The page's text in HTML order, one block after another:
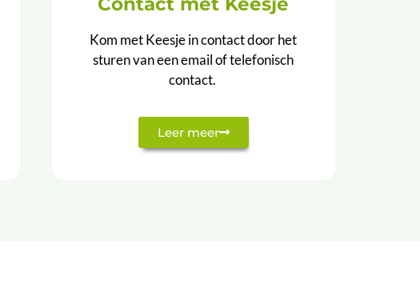
Kom met Keesje in contact door het
sturen van een email of telefonisch
contact.
Leer meer